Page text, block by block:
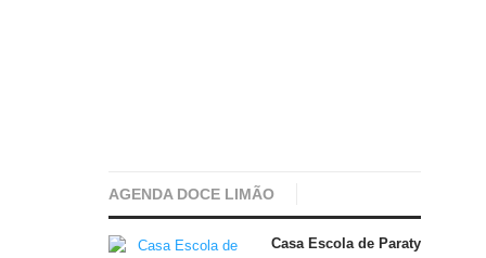
AGENDA DOCE LIMÃO
Casa Escola de Paraty